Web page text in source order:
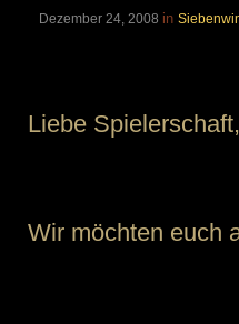
Dezember 24, 2008 in
Liebe
Wir möchten euch